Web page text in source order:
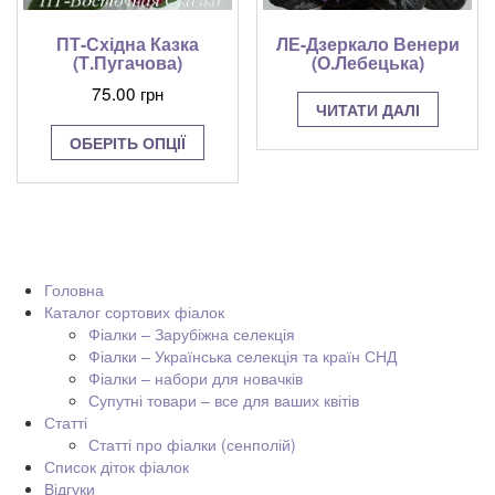
ПТ-Східна Казка
(Т.Пугачова)
75.00 грн
ОБЕРІТЬ ОПЦІЇ
Цей
кілька
сторінці
товару
ЛЕ-Дзеркало Венери
(О.Лебецька)
ЧИТАТИ ДАЛІ
Головна
Каталог сортових фіалок
Фіалки – Зарубіжна селекція
Фіалки – Українська селекція та країн СНД
Фіалки – набори для новачків
Супутні товари – все для ваших квітів
Статті
Статті про фіалки (сенполій)
Список діток фіалок
Відгуки